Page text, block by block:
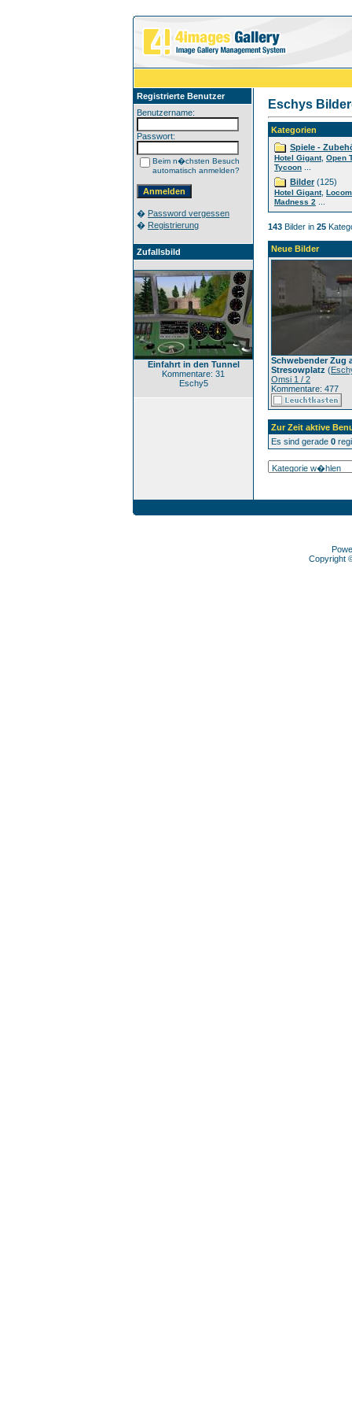
Registrierte Benutzer
Benutzername:
Passwort:
Beim n�chsten Besuch
automatisch anmelden?
� Password vergessen
� Registrierung
Zufallsbild
Einfahrt in den Tunnel
Kommentare: 31
Eschy5
Eschys
Kategorien
Spiele -
Hotel Gigant, Open
Tycoon
Bilder(125)
Hotel Gigant,
Madness 2
143 Bilder in 25
Neue Bilder
Schwebender Zug
Stresowplatz (
Omsi 1 / 2
Kommentare: 477
Zur Zeit aktive
Es sind gerade 0
Copyright